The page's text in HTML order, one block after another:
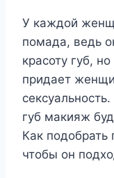
У каждой
помада, ведь
красоту губ,
придает
губ макияж
Как
чтобы он